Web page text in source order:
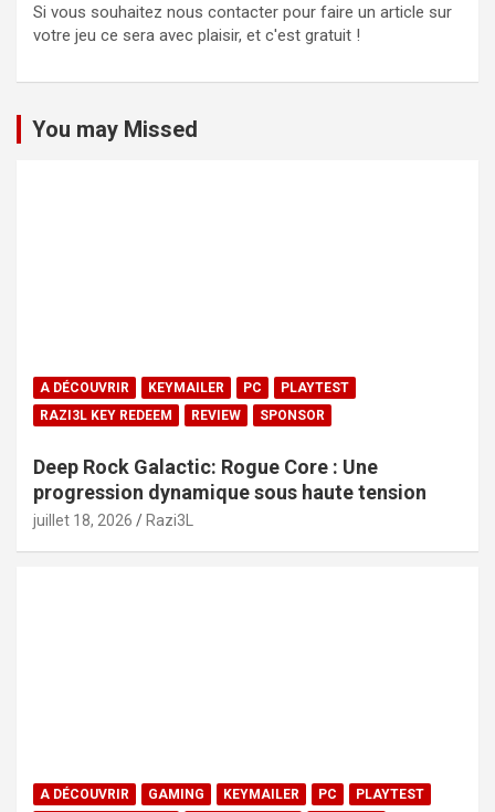
Si vous souhaitez nous contacter pour faire un article sur
votre jeu ce sera avec plaisir, et c'est gratuit !
You may Missed
A DÉCOUVRIR KEYMAILER PC
PLAYTEST
RAZI3L KEY REDEEM
REVIEW SPONSOR
Deep Rock Galactic: Rogue Core : Une
progression dynamique sous haute tension
juillet 18, 2026 Razi3L
A DÉCOUVRIR GAMING KEYMAILER PC
PLAYTEST